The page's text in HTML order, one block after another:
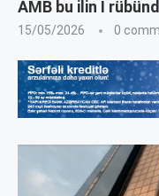
AMB bu ilin I
15/05/2026 0